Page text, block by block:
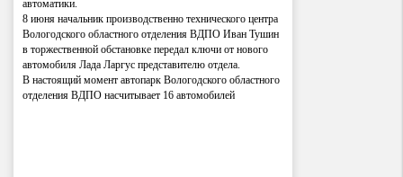
автоматики.
8 июня начальник производственно технического центра
Вологодского областного отделения ВДПО Иван Тушин
в торжественной обстановке передал ключи от нового
автомобиля Лада Ларгус представителю отдела.
В настоящий момент автопарк Вологодского областного
отделения ВДПО насчитывает 16 автомобилей